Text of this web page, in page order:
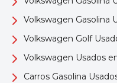
Volkswagen Gasolina
Volkswagen Golf
Volkswagen Usados
Carros Gasolina